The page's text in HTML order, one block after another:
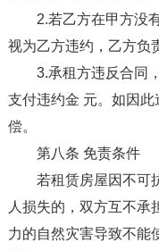
2.若乙方在甲方没
视为乙方违约，乙方负
3.承租方违反合同
支付违约金 元。如因
偿。
第八条 免责条件
若租赁房屋因不可
人损失的，双方互不承
力的自然灾害导致不能